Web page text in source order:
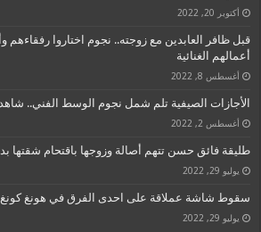
أكتوبر 20, 2022
قبل ظافر العابدين مع زوجته.. نجوم اختاروا رفقاءهم
أعمالهم الغنائية
أغسطس 8, 2022
الأجازات الصيفية تلم شمل نجوم الوسط الفني..
أغسطس 2, 2022
طليقة فائق حسن تتهم أصالة وزوجها باقتحام شقتها
يوليو 29, 2022
سقوط شاشة عملاقة على احدى الفرق في هونغ كونغ
يوليو 29, 2022